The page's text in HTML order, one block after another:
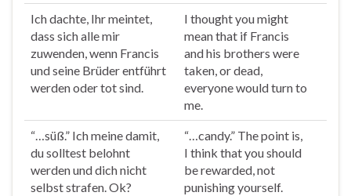
Ich dachte, Ihrmeintet,
dass sich alle mir
zuwenden, wenn Francis
und seine Brüder entführt
werden oder tot sind.
I thoughtyou might
mean that if Francis
and his brothers were
taken, or dead,
everyone would turn to
me.
“…süß.” Ichmeinedamit,
du solltest belohnt
werden und dich nicht
selbst strafen. Ok?
“…candy.” The point is,
I think that you should
be rewarded, not
punishing yourself.